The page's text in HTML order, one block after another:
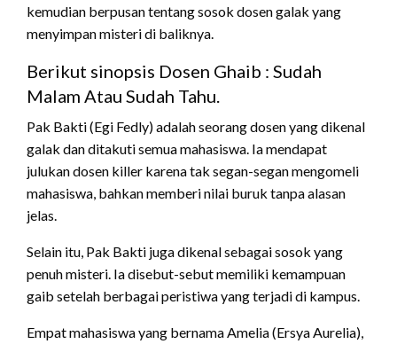
kemudian berpusan tentang sosok dosen galak yang
menyimpan misteri di baliknya.
Berikut sinopsis Dosen Ghaib : Sudah
Malam Atau Sudah Tahu.
Pak Bakti (Egi Fedly) adalah seorang dosen yang dikenal
galak dan ditakuti semua mahasiswa. Ia mendapat
julukan dosen killer karena tak segan-segan mengomeli
mahasiswa, bahkan memberi nilai buruk tanpa alasan
jelas.
Selain itu, Pak Bakti juga dikenal sebagai sosok yang
penuh misteri. Ia disebut-sebut memiliki kemampuan
gaib setelah berbagai peristiwa yang terjadi di kampus.
Empat mahasiswa yang bernama Amelia (Ersya Aurelia),